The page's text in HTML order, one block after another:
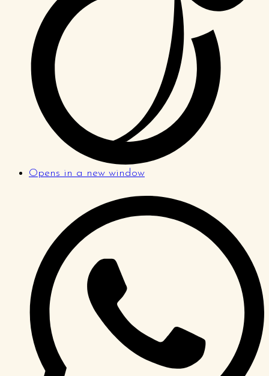
Opens in a new window